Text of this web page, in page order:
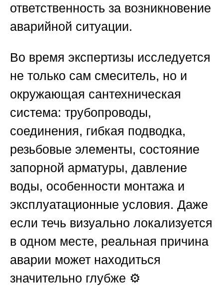
ответственность за возникновение
аварийной ситуации.
Во время экспертизы исследуется
не только сам смеситель, но и
окружающая сантехническая
система: трубопроводы,
соединения, гибкая подводка,
резьбовые элементы, состояние
запорной арматуры, давление
воды, особенности монтажа и
эксплуатационные условия. Даже
если течь визуально локализуется
в одном месте, реальная причина
аварии может находиться
значительно глубже ⚙️